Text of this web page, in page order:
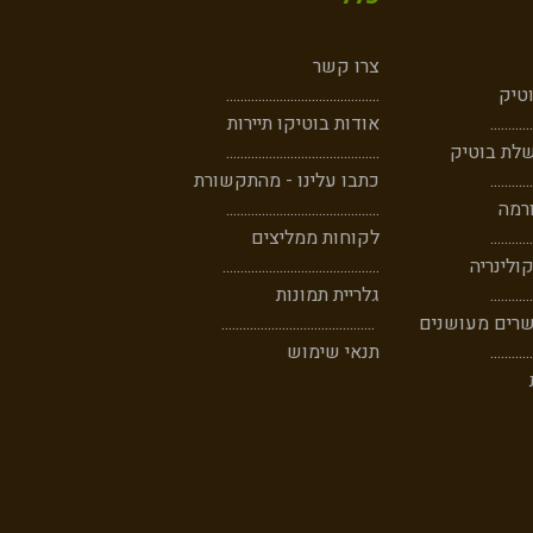
......
......
בוטיק
......
....
......
..
......
..
מעושנים
......
....
צרו קשר
...........................................
אודות בוטיקו תיירות
...........................................
כתבו עלינו - מהתקשורת
...........................................
לקוחות ממליצים
............................................
גלריית תמונות
...........................................
תנאי שימוש